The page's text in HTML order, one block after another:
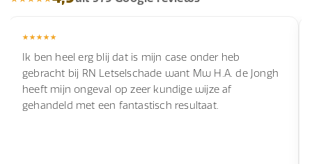
Ik ben heel erg blij dat is mijn case onder heb
gebracht bij RN Letselschade want Mw H.A. de Jongh
heeft mijn ongeval op zeer kundige wijze af
gehandeld met een fantastisch resultaat.